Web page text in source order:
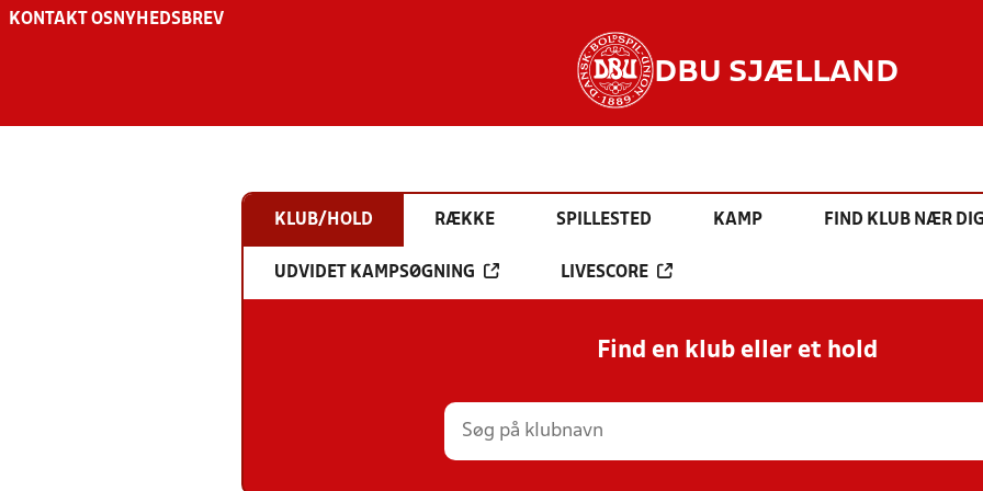
KONTAKT OS NYHEDSBREV
DBU SJÆLLAND
KLUB/HOLD RÆKKE SPILLESTED KAMP FIND KLUB NÆR
UDVIDET KAMPSØGNING LIVESCORE
Find en klub eller et hold